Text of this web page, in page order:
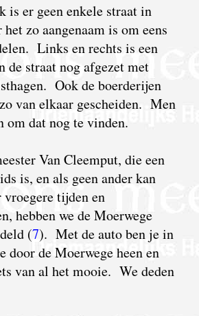
is er geen enkele straat in
zo aangenaam is om eens
Links en rechts is een
de straat nog afgezet met
Ook de boerderijen
van elkaar gescheiden. Men
om dat nog te vinden.
Van Cleemput, die een
is, en als geen ander kan
tijden en
hebben we de Moerwege
(7). Met de auto ben je in
door de Moerwege heen en
van al het mooie. We deden